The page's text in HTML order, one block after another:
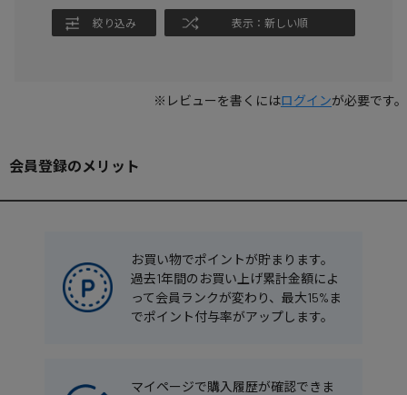
全中のTシャツを関東大会会場でも販売しており、出場出来な
もやもやした事もありましたが、
も返信が曖昧な会社の中にはもっと酷い会社もあるので、
ニシ・スポーツさんは真面目に仕事しているなぁと感心しま
実際Tシャツも半年経ちますがしっかりとほつれも劣化もあり
ませんでした。
これからもお付き合いしたい会社だと思いました。
絞り込み 表示：新しい順
※レビューを書くにはログインが必要です。
会員登録のメリット
お買い物でポイントが貯まります。
過去1年間のお買い上げ累計金額によ
って会員ランクが変わり、最大15%ま
でポイント付与率がアップします。
マイページで購入履歴が確認できま